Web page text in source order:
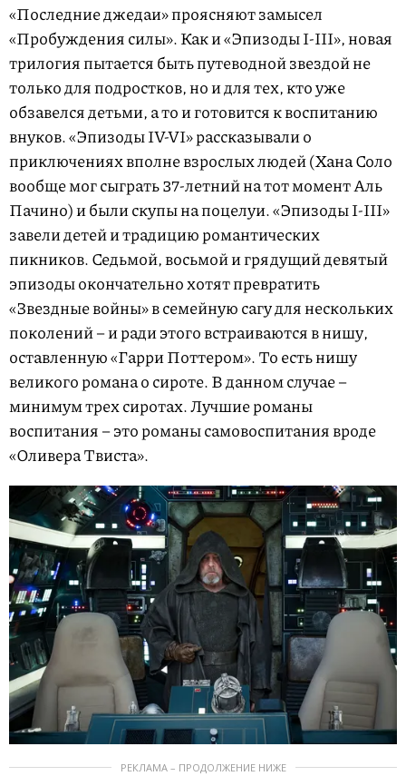
«Последние джедаи» проясняют замысел
«Пробуждения силы». Как и «Эпизоды I-III», новая
трилогия пытается быть путеводной звездой не
только для подростков, но и для тех, кто уже
обзавелся детьми, а то и готовится к воспитанию
внуков. «Эпизоды IV-VI» рассказывали о
приключениях вполне взрослых людей (Хана Соло
вообще мог сыграть 37-летний на тот момент Аль
Пачино) и были скупы на поцелуи. «Эпизоды I-III»
завели детей и традицию романтических
пикников. Седьмой, восьмой и грядущий девятый
эпизоды окончательно хотят превратить
«Звездные войны» в семейную сагу для нескольких
поколений – и ради этого встраиваются в нишу,
оставленную «Гарри Поттером». То есть нишу
великого романа о сироте. В данном случае –
минимум трех сиротах. Лучшие романы
воспитания – это романы самовоспитания вроде
«Оливера Твиста».
РЕКЛАМА – ПРОДОЛЖЕНИЕ НИЖЕ